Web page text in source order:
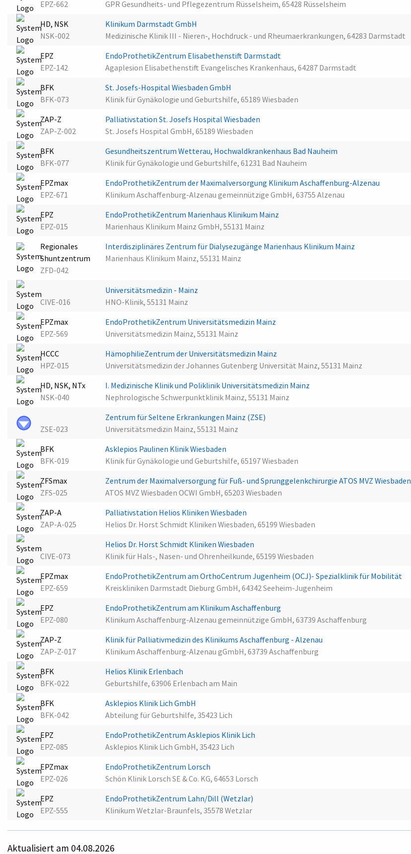
EPZ-662
GPR Gesundheits- und Pflegezentrum Rüsselsheim, 65428 Rüsselsheim
HD, NSK
NSK-002
Klinikum Darmstadt GmbH
Medizinische Klinik III - Nieren-, Hochdruck - und Rheumaerkrankungen, 64283 Darmstadt
EPZ
EPZ-142
EndoProthetikZentrum Elisabethenstift Darmstadt
Agaplesion Elisabethenstift Evangelisches Krankenhaus, 64287 Darmstadt
BFK
BFK-073
St. Josefs-Hospital Wiesbaden GmbH
Klinik für Gynäkologie und Geburtshilfe, 65189 Wiesbaden
ZAP-Z
ZAP-Z-002
Palliativstation St. Josefs Hospital Wiesbaden
St. Josefs Hospital GmbH, 65189 Wiesbaden
BFK
BFK-077
Gesundheitszentrum Wetterau, Hochwaldkrankenhaus Bad Nauheim
Klinik für Gynäkologie und Geburtshilfe, 61231 Bad Nauheim
EPZmax
EPZ-671
EndoProthetikZentrum der Maximalversorgung Klinikum Aschaffenburg-Alzenau
Klinikum Aschaffenburg-Alzenau gemeinnützige GmbH, 63755 Alzenau
EPZ
EPZ-015
EndoProthetikZentrum Marienhaus Klinikum Mainz
Marienhaus Klinikum Mainz GmbH, 55131 Mainz
Regionales
Shuntzentrum
ZFD-042
Interdisziplinäres Zentrum für Dialysezugänge Marienhaus Klinikum Mainz
Marienhaus Klinikum Mainz, 55131 Mainz
CIVE-016
Universitätsmedizin - Mainz
HNO-Klinik, 55131 Mainz
EPZmax
EPZ-569
EndoProthetikZentrum Universitätsmedizin Mainz
Universitätsmedizin Mainz, 55131 Mainz
HCCC
HPZ-015
HämophilieZentrum der Universitätsmedizin Mainz
Universitätsmedizin der Johannes Gutenberg Universität Mainz, 55131 Mainz
HD, NSK, NTx
NSK-040
I. Medizinische Klinik und Poliklinik Universitätsmedizin Mainz
Nephrologische Schwerpunktklinik Mainz, 55131 Mainz
ZSE-023
Zentrum für Seltene Erkrankungen Mainz (ZSE)
Universitätsmedizin Mainz, 55131 Mainz
BFK
BFK-019
Asklepios Paulinen Klinik Wiesbaden
Klinik für Gynäkologie und Geburtshilfe, 65197 Wiesbaden
ZFSmax
ZFS-025
Zentrum der Maximalversorgung für Fuß- und Sprunggelenkchirurgie ATOS MVZ Wiesbaden
ATOS MVZ Wiesbaden OCWI GmbH, 65203 Wiesbaden
ZAP-A
ZAP-A-025
Palliativstation Helios Kliniken Wiesbaden
Helios Dr. Horst Schmidt Kliniken Wiesbaden, 65199 Wiesbaden
CIVE-073
Helios Dr. Horst Schmidt Kliniken Wiesbaden
Klinik für Hals-, Nasen- und Ohrenheilkunde, 65199 Wiesbaden
EPZmax
EPZ-659
EndoProthetikZentrum am OrthoCentrum Jugenheim (OCJ)- Spezialklinik für Mobilität
Kreiskliniken Darmstadt Dieburg GmbH, 64342 Seeheim-Jugenheim
EPZ
EPZ-080
EndoProthetikZentrum am Klinikum Aschaffenburg
Klinikum Aschaffenburg-Alzenau gemeinnützige GmbH, 63739 Aschaffenburg
ZAP-Z
ZAP-Z-017
Klinik für Palliativmedizin des Klinikums Aschaffenburg - Alzenau
Klinikum Aschaffenburg-Alzenau gGmbH, 63739 Aschaffenburg
BFK
BFK-022
Helios Klinik Erlenbach
Geburtshilfe, 63906 Erlenbach am Main
BFK
BFK-042
Asklepios Klinik Lich GmbH
Abteilung für Geburtshilfe, 35423 Lich
EPZ
EPZ-085
EndoProthetikZentrum Asklepios Klinik Lich
Asklepios Klinik Lich GmbH, 35423 Lich
EPZmax
EPZ-026
EndoProthetikZentrum Lorsch
Schön Klinik Lorsch SE & Co. KG, 64653 Lorsch
EPZ
EPZ-555
EndoProthetikZentrum Lahn/Dill (Wetzlar)
Klinikum Wetzlar-Braunfels, 35578 Wetzlar
Aktualisiert am 04.08.2026